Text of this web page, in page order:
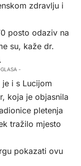
zdravlju i
posto odaziv na
su, kaže dr.
-
i s Lucijom
koja je objasnila
pletenja
tražilo mjesto
pokazati ovu